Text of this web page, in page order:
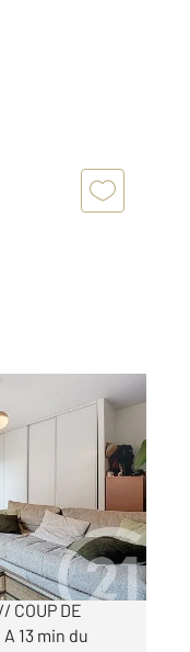
//
COUP DE
13 min du